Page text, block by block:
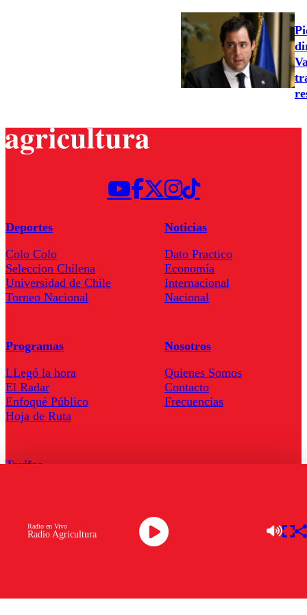
Radio Agricultura
Radio en Vivo
Deportes
Colo Colo
Seleccion Chilena
Universidad de Chile
Torneo Nacional
Noticias
Dato Practico
Economía
Internacional
Nacional
Programas
LLegó la hora
El Radar
Enfoqué Público
Hoja de Ruta
Nosotros
Quienes Somos
Contacto
Frecuencias
Tarifas
Descarga la APP